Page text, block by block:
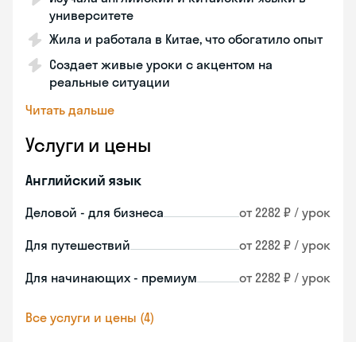
университете
Жила и работала в Китае, что обогатило опыт
Создает живые уроки с акцентом на
реальные ситуации
Читать дальше
Услуги и цены
Английский язык
Деловой - для бизнеса от 2282 ₽ / урок
Для путешествий от 2282 ₽ / урок
Для начинающих - премиум от 2282 ₽ / урок
Все услуги и цены (4)